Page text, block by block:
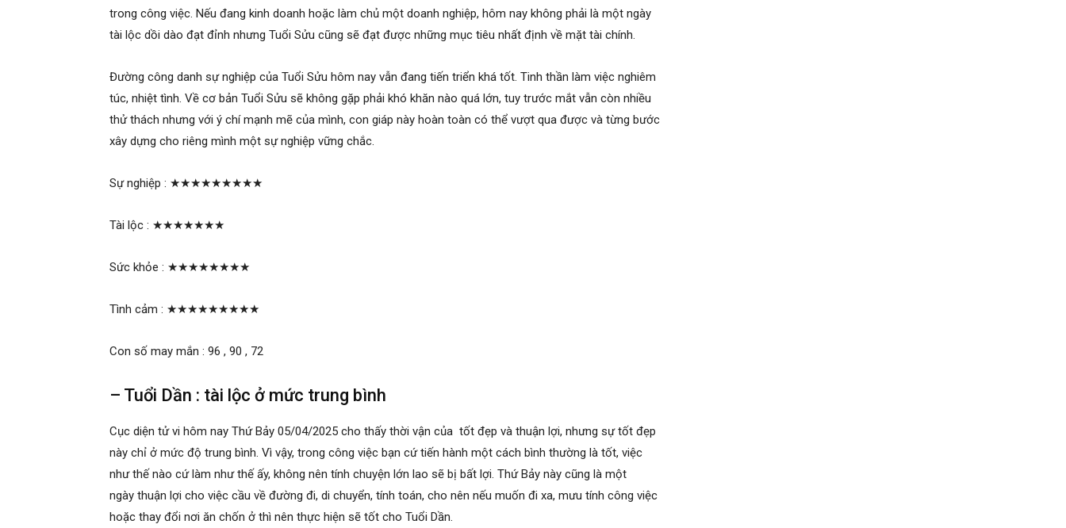
trong công việc. Nếu đang kinh doanh hoặc làm chủ một doanh nghiệp, hôm nay không phải là một ngày
tài lộc dồi dào đạt đỉnh nhưng Tuổi Sửu cũng sẽ đạt được những mục tiêu nhất định về mặt tài chính.
Đường công danh sự nghiệp của Tuổi Sửu hôm nay vẫn đang tiến triển khá tốt. Tinh thần làm việc nghiêm
túc, nhiệt tình. Về cơ bản Tuổi Sửu sẽ không gặp phải khó khăn nào quá lớn, tuy trước mắt vẫn còn nhiều
thử thách nhưng với ý chí mạnh mẽ của mình, con giáp này hoàn toàn có thể vượt qua được và từng bước
xây dựng cho riêng mình một sự nghiệp vững chắc.
Sự nghiệp : ★★★★★★★★★
Tài lộc : ★★★★★★★
Sức khỏe : ★★★★★★★★
Tình cảm : ★★★★★★★★★
Con số may mắn : 96 , 90 , 72
– Tuổi Dần : tài lộc ở mức trung bình
Cục diện tử vi hôm nay Thứ Bảy 05/04/2025 cho thấy thời vận của tốt đẹp và thuận lợi, nhưng sự tốt đẹp
này chỉ ở mức độ trung bình. Vì vậy, trong công việc bạn cứ tiến hành một cách bình thường là tốt, việc
như thế nào cứ làm như thế ấy, không nên tính chuyện lớn lao sẽ bị bất lợi. Thứ Bảy này cũng là một
ngày thuận lợi cho việc cầu về đường đi, di chuyển, tính toán, cho nên nếu muốn đi xa, mưu tính công việc
hoặc thay đổi nơi ăn chốn ở thì nên thực hiện sẽ tốt cho Tuổi Dần.